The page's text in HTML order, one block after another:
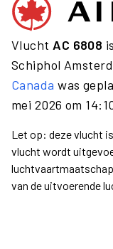
Vlucht AC 6808
Schiphol
Canada was
mei 2026 om
Let op: deze vlucht
vlucht wordt
van de uitvoerende